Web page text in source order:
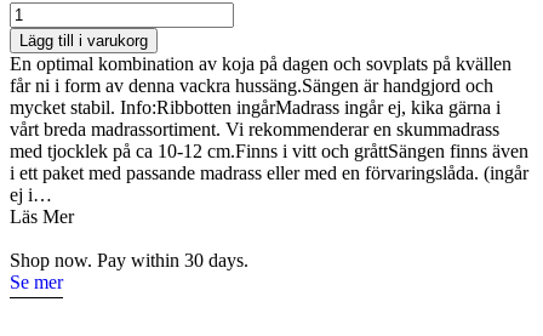
Vit
hussäng
junior
80×160
mängd
Lägg till i varukorg
En optimal kombination av koja på dagen och sovplats på kvällen
får ni i form av denna vackra hussäng.Sängen är handgjord och
mycket stabil. Info:Ribbotten ingårMadrass ingår ej, kika gärna i
vårt breda madrassortiment. Vi rekommenderar en skummadrass
med tjocklek på ca 10-12 cm.Finns i vitt och gråttSängen finns även
i ett paket med passande madrass eller med en förvaringslåda. (ingår
ej i…
Läs Mer
Shop now. Pay within 30 days.
Se mer